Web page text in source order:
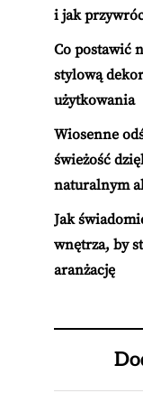
i jak
Co postawić
stylową
użytkowania
Wiosenne
świeżość
naturalnym
Jak
wnętrza, by
aranżację